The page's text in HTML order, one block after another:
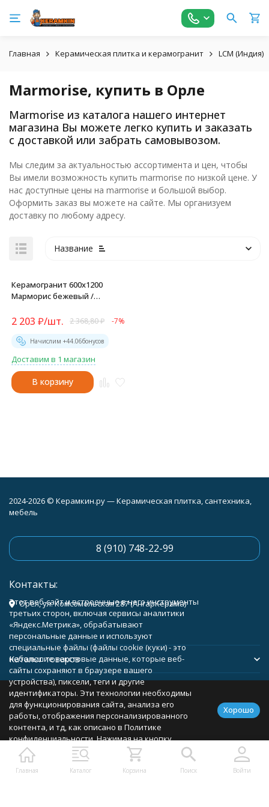
Главная Керамическая плитка и керамогранит LCM (Индия)
Marmorise, купить в Орле
Marmorise из каталога нашего интернет
магазина Вы можете легко купить и заказать
с доставкой или забрать самовывозом.
Мы следим за актуальностью ассортимента и цен, чтобы
Вы имели возможность купить marmorise по низкой цене. У
нас доступные цены на marmorise и большой выбор.
Оформить заказ вы можете на сайте. Мы организуем
доставку по любому адресу.
Название
Керамогранит 600x1200
Марморис бежевый /
60120MAE11P
2 203 ₽/шт. 2 368,80₽ -7%
Начислим +44.06бонусов
Доставим в 1 магазин
В корзину
Главная Каталог Корзина Поиск Войти
2024-2026 © Керамкин.ру — Керамическая плитка, сантехника,
мебель
8 (910) 748-22-99
Контакты:
Орёл, ул. Комсомольская 287 (АнгарКерама)
Каталог товаров
Помощь
Политика персональных данных Карта сайта
Этот веб-сайт и встроенные в него инструменты
третьих сторон, включая сервисы аналитики
«Яндекс.Метрика», обрабатывают
персональные данные и используют
специальные файлы (файлы cookie (куки) - это
небольшие текстовые данные, которые веб-
сайты сохраняют в браузере вашего
устройства), пиксели, теги и другие
идентификаторы. Эти технологии необходимы
для функционирования сайта, анализа его
работы, отображения персонализированного
контента, и тд, как описано в Политике
конфиденциальности. Нажимая на кнопку
«Соглашаюсь», вы соглашаетесь с
использованием указанных технологий и
подтверждаете свое согласие на обработку
Хорошо